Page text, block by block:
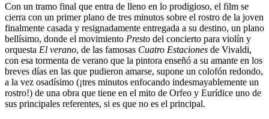
Con un tramo final que entra de lleno en lo prodigioso, el film se
cierra con un primer plano de tres minutos sobre el rostro de la joven
finalmente casada y resignadamente entregada a su destino, un plano
bellísimo, donde el movimiento Presto del concierto para violín y
orquesta El verano, de las famosas Cuatro Estaciones de Vivaldi,
con esa tormenta de verano que la pintora enseñó a su amante en los
breves días en las que pudieron amarse, supone un colofón redondo,
a la vez osadísimo (¡tres minutos enfocando indesmayablemente un
rostro!) de una obra que tiene en el mito de Orfeo y Eurídice uno de
sus principales referentes, si es que no es el principal.